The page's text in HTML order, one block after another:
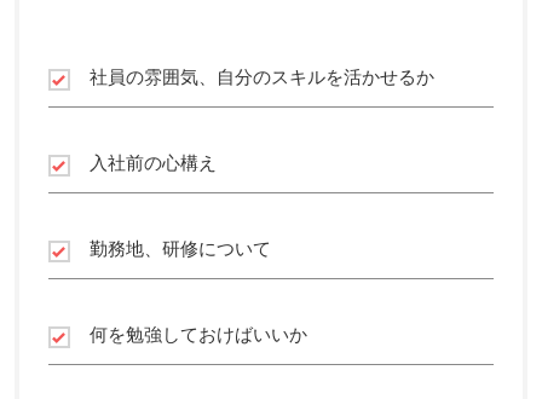
社員の雰囲気、自分のスキルを活かせるか
入社前の心構え
勤務地、研修について
何を勉強しておけばいいか